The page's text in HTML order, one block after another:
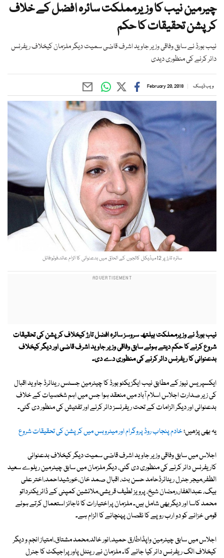
چیرمین نیب کا وزیرمملکت سائرہ افضل کے خلاف
کرپشن تحقیقات کا حکم
نیب بورڈ نے سابق وفاقی وزیر جاوید اشرف قاضی سمیت دیگر ملزمان کیخلاف ریفرنس
دائر کرنے کی منظوری دیدی
ویب ڈیسک February 20, 2018
سائرہ تارڑ پر 12میڈیکل کالجوں کے الحاق میں بدعنوانی کا الزام عائد،فوٹو:فائل
نیب بورڈ نے وزیرمملکت ہیلتھ سروسز سائرہ افضل تارڑ کیخلاف کرپشن کی تحقیقات
شروع کرنے کا حکم دیتے ہوئےسابق وفاقی وزیر جاوید اشرف قاضی اور دیگر کیخلاف
بدعنوانی کا ریفرنس دائر کرنے کی منظوری دے دی۔
ایکسپریس نیوز کے مطابق نیب ایگزیکٹو بورڈ کا چیئرمین جسٹس ریٹائرڈ جاوید اقبال
کی زیر صدارت اجلاس اسلام آباد میں منعقد ہوا جس میں اہم شخصیات کے خلاف
بدعنوانی اور دیگر الزامات کے تحت ریفرنسز دائر کرنے اور تفتیش کی منظور دی گئی۔
یہ بھی پڑھیں؛خادم پنجاب روڈ پروگرام اور میٹروبس میں کرپشن کی تحقیقات شروع
اجلاس میں سابق وفاقی وزیر جاوید اشرف قاضی سمیت دیگر کیخلاف بدعنوانی
کاریفرنس دائر کرنے کی منظوری دی گئی، دیگر ملزمان میں سابق چیئرمین ریلوے سعید
الظفر،میجر جنرل ریٹائرڈحامد حسن بٹ، اقبال صمد خان،خورشیداحمد،اختر علی
بیگ، عبدالغفار،رمضان شیخ، پرویز لطیف قریشی،ملائشین کمپنی کے ڈائریکٹرداتو
محمد کاسا اور دیگربھی شامل ہیں۔ ملزمان پراختیارات کا ناجائز استعمال کرتے ہوئے
قومی خزانے کو دو ارب روپے کا نقصان پہنچانے کا الزام ہے۔
اجلاس میں سابق چیئرمین واپڈاطارق حمید،انور خالد،محمد مشتاق،امتیاز انجم و دیگر
کیخلاف الگ ریفرنس دائر کیا جائے گا۔ ملزمان نے رینٹل پاور پراجیکٹ کا جنرل